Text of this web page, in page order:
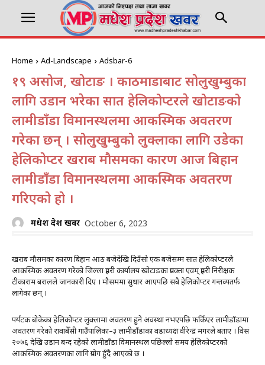
Home Ad-Landscape Adsbar-6
१९ असोज, खोटाङ । काठमाडौंबाट सोलुखुम्बुका
लागि उडान भरेका सात हेलिकोप्टरले खोटाङको
लामीडाँडा विमानस्थलमा आकस्मिक अवतरण
गरेका छन् । सोलुखुम्बुको लुक्लाका लागि उडेका
हेलिकोप्टर खराब मौसमका कारण आज बिहान
लामीडाँडा विमानस्थलमा आकस्मिक अवतरण
गरिएको हो ।
मधेश प्रदेश खवर October 6, 2023
खराब मौसमका कारण बिहान आठ बजेदेखि दिउँसो एक बजेसम्म सात हेलिकोप्टरले
आकस्मिक अवतरण गरेको जिल्ला प्रहरी कार्यालय खोटाङका प्रवक्ता एवम् प्रहरी निरीक्षक
टीकाराम बरालले जानकारी दिए । मौसममा सुधार आएपछि सबै हेलिकोप्टर गन्तव्यतर्फ
लागेका छन् ।
पर्यटक बोकेका हेलिकोप्टर लुक्लामा अवतरण हुने अवस्था नभएपछि फर्किएर लामीडाँडामा
अवतरण गरेको रावाबेँसी गाउँपालिका–३ लामीडाँडाका वडाध्यक्ष वीरेन्द्र मगरले बताए । विसं
२०७६ देखि उडान बन्द रहेको लामीडाँडा विमानस्थल पछिल्लो समय हेलिकोप्टरको
आकस्मिक अवतरणका लागि प्रयोग हुँदै आएको छ ।